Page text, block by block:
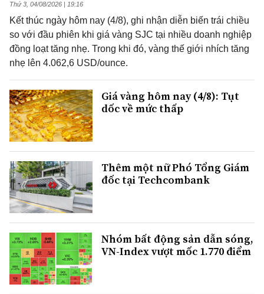
Thứ 3, 04/08/2026 | 19:16
Kết thúc ngày hôm nay (4/8), ghi nhận diễn biến trái chiều
so với đầu phiên khi giá vàng SJC tại nhiều doanh nghiệp
đồng loạt tăng nhẹ. Trong khi đó, vàng thế giới nhích tăng
nhẹ lên 4.062,6 USD/ounce.
Giá vàng hôm nay (4/8): Tụt
dốc về mức thấp
Thêm một nữ Phó Tổng Giám
đốc tại Techcombank
Nhóm bất động sản dẫn sóng,
VN-Index vượt mốc 1.770 điểm